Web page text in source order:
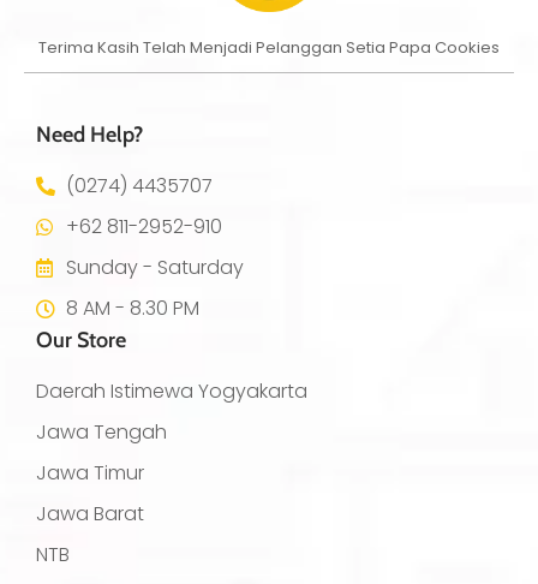
Need Help?
(0274) 4435707
+62 811-2952-910
Sunday - Saturday
8 AM - 8.30 PM
Terima Kasih Telah Menjadi Pelanggan Setia Papa Cookies
Our Store
Daerah Istimewa Yogyakarta
Jawa Tengah
Jawa Timur
Jawa Barat
NTB